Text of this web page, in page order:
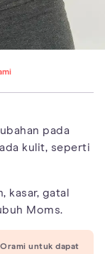
pada
kulit, seperti
kasar, gatal
Moms.
untuk dapat